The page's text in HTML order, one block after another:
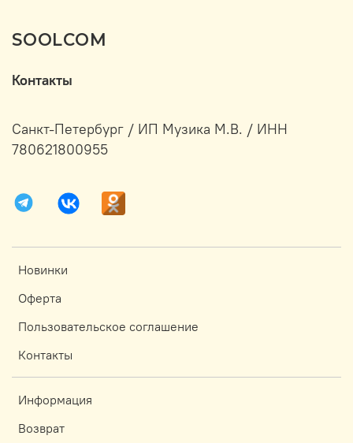
SOOLCOM
Новинки
Оферта
Пользовательское соглашение
Контакты
Информация
Возврат
Контакты
Санкт-Петербург / ИП Музика М.В. / ИНН
780621800955